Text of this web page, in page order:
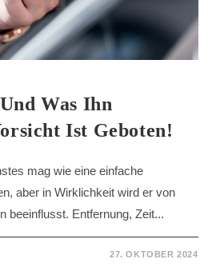
Was Ihn
Ist Geboten!
mag wie eine einfache
aber in Wirklichkeit wird er von
beeinflusst. Entfernung, Zeit...
27. OKTOBER 2024